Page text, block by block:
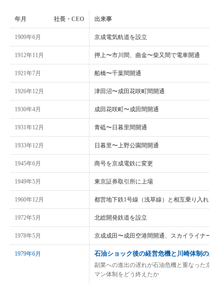
年月 社長・CEO 出来事
1909年6月 京成電気軌道を設立
1912年11月 押上〜市川間、曲金〜柴又間で電車開通
1921年7月 船橋〜千葉間開通
1926年12月 津田沼〜成田花咲町間開通
1930年4月 成田花咲町〜成田間開通
1931年12月 青砥〜日暮里間開通
1933年12月 日暮里〜上野公園間開通
1945年6月 商号を京成電鉄に変更
1949年5月 東京証券取引所に上場
1960年12月 都営地下鉄1号線（浅草線）と相互乗り入れ運
1972年5月 北総開発鉄道を設立
1978年5月 京成成田〜成田空港間開通、スカイライナー運
1979年6月 石油ショック後の経営危機と川崎体制の終
副業への進出の遅れが石油危機と重なった京
マン体制をどう終えたか